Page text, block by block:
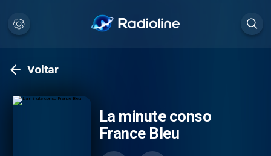
Voltar
La minute conso
France Bleu